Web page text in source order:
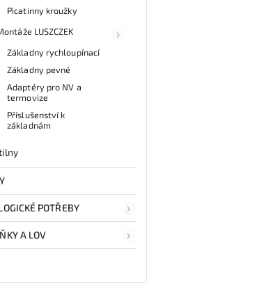
Picatinny kroužky
LUSZCZEK
Základny rychloupínací
Základny pevné
Adaptéry pro NV a
termovize
Příslušenství k
základnám
POTŘEBY
A LOV